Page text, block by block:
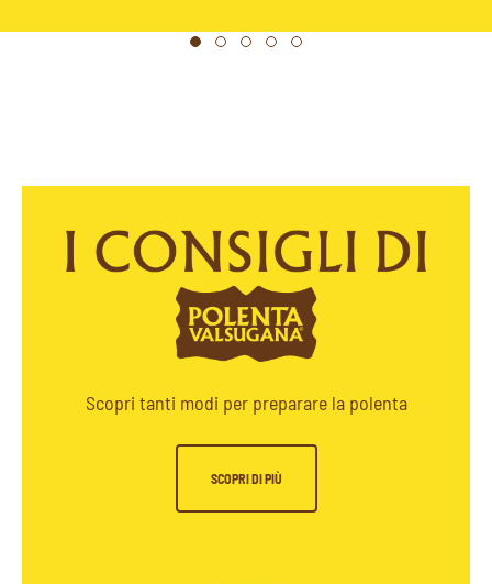
Scopri tanti modi per preparare la polenta
SCOPRI DI PIÙ